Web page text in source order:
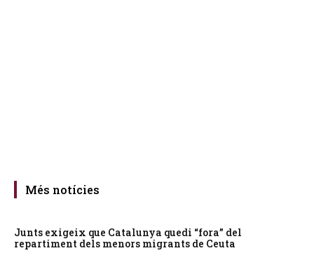
Més notícies
Junts exigeix que Catalunya quedi “fora” del
repartiment dels menors migrants de Ceuta